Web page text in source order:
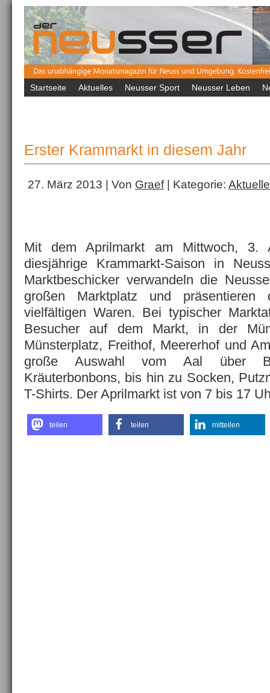
Startseite Aktuelles Neusser Sport Neusser Leben
Erster Krammarkt in diesem Jahr
27. März 2013 | Von Graef| Kategorie:
Mit dem Aprilmarkt am Mittwoch, 3.
diesjährige Krammarkt-Saison in
Marktbeschicker verwandeln die
großen Marktplatz und präsentieren
vielfältigen Waren. Bei typischer
Besucher auf dem Markt, in der
Münsterplatz, Freithof, Meererhof und
große Auswahl vom Aal über
Kräuterbonbons, bis hin zu Socken,
T-Shirts. Der Aprilmarkt ist von 7 bis 17
teilen teilen mitteilen